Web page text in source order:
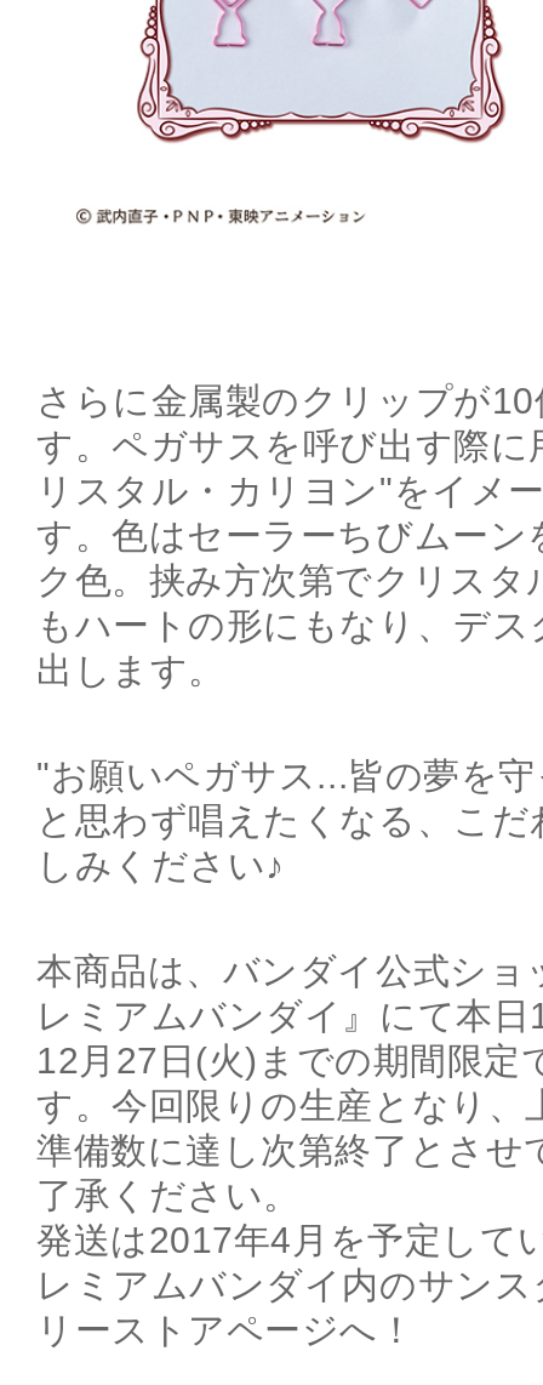
さらに金属製のクリップが
す。ペガサスを呼び出す際
リスタル・カリヨン"をイメ
す。色はセーラーちびムー
ク色。挟み方次第でクリス
もハートの形にもなり、デ
出します。
"お願いペガサス...皆の夢を
と思わず唱えたくなる、こ
しみください♪
本商品は、バンダイ公式シ
レミアムバンダイ』にて本
12月27日(火)までの期間限定
す。今回限りの生産となり、
準備数に達し次第終了とさせ
了承ください。
発送は2017年4月を予定して
レミアムバンダイ内のサン
リーストアページへ！